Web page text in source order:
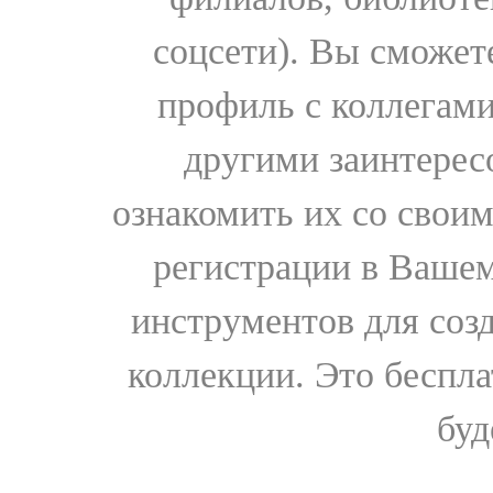
соцсети). Вы
профиль с
другими
ознакомить их со
регистрации в
инструментов для
коллекции. Это